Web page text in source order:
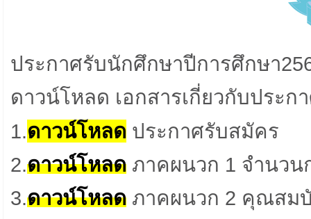
ประกาศรับนักศึกษาปีการศึกษา
ดาวน์โหลด เอกสารเกี่ยวกับประก
1.ดาวน์โหลด ประกาศรับสมัคร
2.ดาวน์โหลด ภาคผนวก 1 จำนว
3.ดาวน์โหลด ภาคผนวก 2 คุณสม